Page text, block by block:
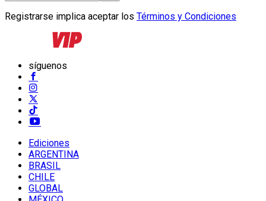
Registrarse implica aceptar los Términos y Condiciones
síguenos
Ediciones
ARGENTINA
BRASIL
CHILE
GLOBAL